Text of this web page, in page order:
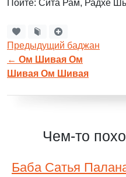
Пойте: Сита Рам, Радхе
Предыдущий баджан
← Ом Шивая Ом
Шивая Ом Шивая
Чем-то
Баба Сатья